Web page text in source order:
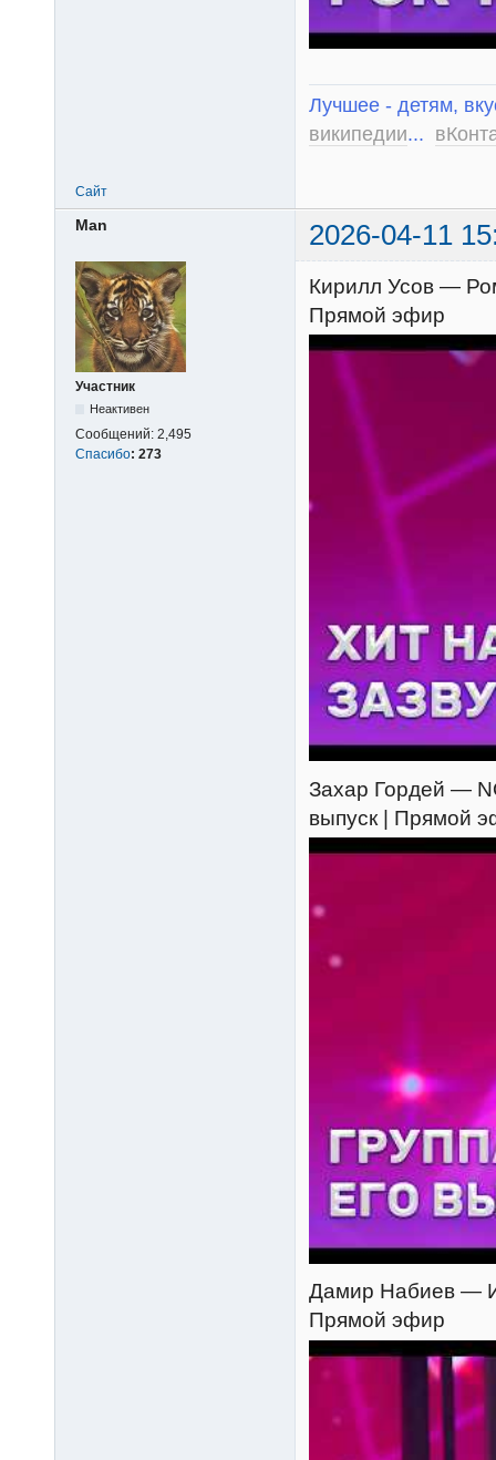
Лучшее - детям,
википедии...
Сайт
Man 2026-04-11
Участник
Неактивен
Сообщений: 2,495
Спасибо: 273
Кирилл Усов —
Прямой эфир
Захар Гордей —
выпуск | Прямой
Дамир Набиев —
Прямой эфир